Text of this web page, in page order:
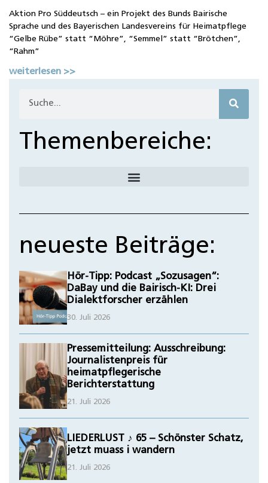
Aktion Pro Süddeutsch – ein Projekt des Bunds Bairische
Sprache und des Bayerischen Landesvereins für Heimatpflege
“Gelbe Rübe” statt “Möhre”, “Semmel” statt “Brötchen”,
“Rahm”
weiterlesen >>
Themenbereiche:
neueste Beiträge:
Hör-Tipp: Podcast „Sozusagen“:
DaBay und die Bairisch-KI: Drei
Dialektforscher erzählen
30. Juli 2026
Pressemitteilung: Ausschreibung:
Journalistenpreis für
heimatpflegerische
Berichterstattung
21. Juli 2026
LIEDERLUST ♪ 65 – Schönster Schatz,
jetzt muass i wandern
21. Juli 2026